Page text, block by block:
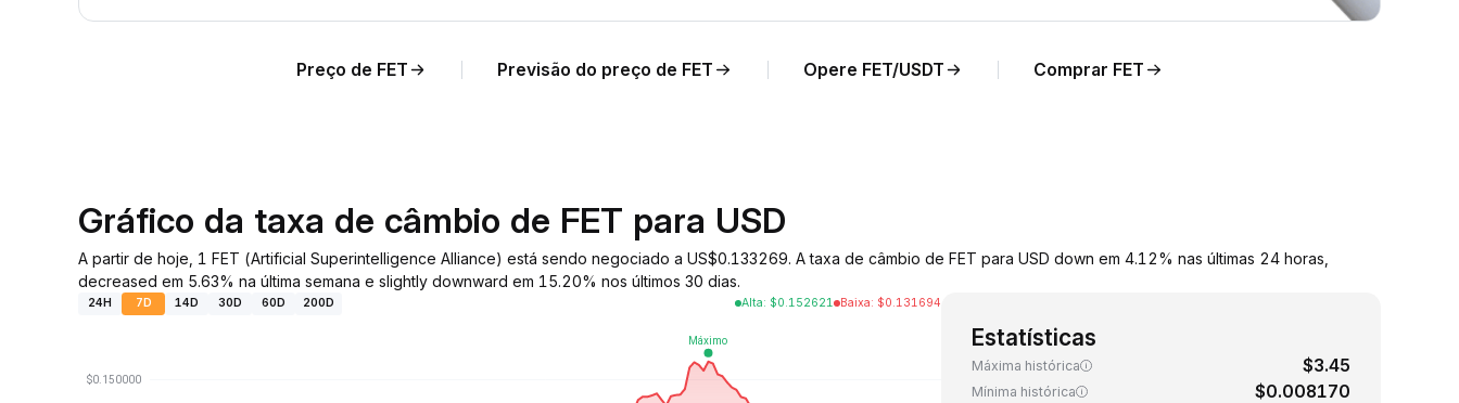
Preço de FET Previsão do preço de FET Opere FET/USDT Comprar FET
Gráfico da taxa de câmbio de FET para USD
A partir de hoje, 1 FET (Artificial Superintelligence Alliance) está sendo negociado a US$0.133269. A taxa de câmbio de FET para USD down em 4.12% nas últimas 24 horas,
decreased em 5.63% na última semana e slightly downward em 15.20% nos últimos 30 dias.
24H 7D 14D 30D 60D 200D Alta: $0.152621 Baixa: $0.131694
Estatísticas
Máxima histórica $3.45
Mínima histórica $0.008170